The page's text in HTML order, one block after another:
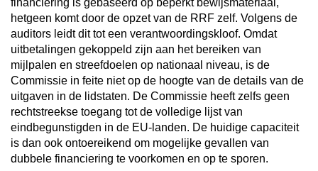
hetgeen komt door de opzet van de RRF zelf. Volgens de
auditors leidt dit tot een verantwoordingskloof. Omdat
uitbetalingen gekoppeld zijn aan het bereiken van
mijlpalen en streefdoelen op nationaal niveau, is de
Commissie in feite niet op de hoogte van de details van de
uitgaven in de lidstaten. De Commissie heeft zelfs geen
rechtstreekse toegang tot de volledige lijst van
eindbegunstigden in de EU-landen. De huidige capaciteit
is dan ook ontoereikend om mogelijke gevallen van
dubbele financiering te voorkomen en op te sporen.